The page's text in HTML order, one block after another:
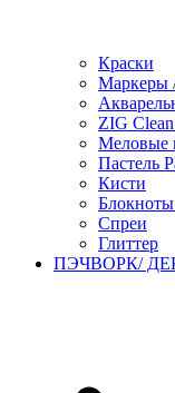
Краски
Маркеры
ZIG
Меловые
Пастель
Кисти
Спреи
Глиттер
ПЭЧВОРК/